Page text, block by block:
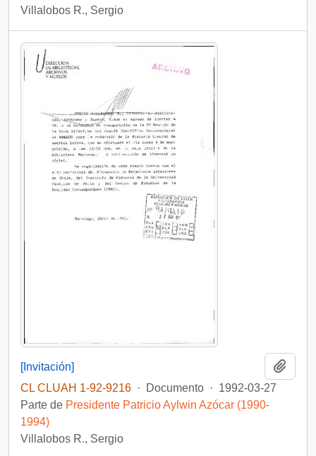
Villalobos R., Sergio
[Invitación]
CL CLUAH 1-92-9216 · Documento · 1992-03-27
Parte de Presidente Patricio Aylwin Azócar (1990-
1994)
Villalobos R., Sergio